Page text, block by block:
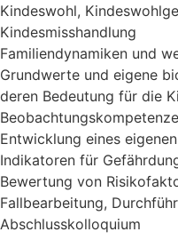
Kindeswohl,
Kindesmisshandlung
Familiendynamiken und
Grundwerte und eigene
deren Bedeutung für die
Entwicklung eines
Indikatoren für
Bewertung von
Fallbearbeitung,
Abschlusskolloquium